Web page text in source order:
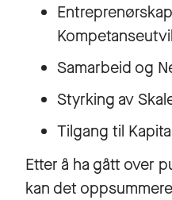
Samarbeid og
Styrking av
Tilgang til
Etter å ha gått over
kan det